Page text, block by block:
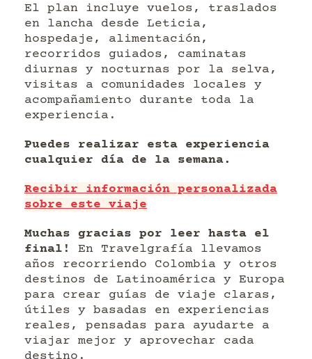
El plan incluye vuelos, traslados
en lancha desde Leticia,
hospedaje, alimentación,
recorridos guiados, caminatas
diurnas y nocturnas por la selva,
visitas a comunidades locales y
acompañamiento durante toda la
experiencia.
Puedes realizar esta experiencia
cualquier día de la semana.
Recibir información personalizada
sobre este viaje
Muchas gracias por leer hasta el
final!
En Travelgrafía llevamos
años recorriendo Colombia y otros
destinos de Latinoamérica y Europa
para crear guías de viaje claras,
útiles y basadas en experiencias
reales, pensadas para ayudarte a
viajar mejor y aprovechar cada
destino.